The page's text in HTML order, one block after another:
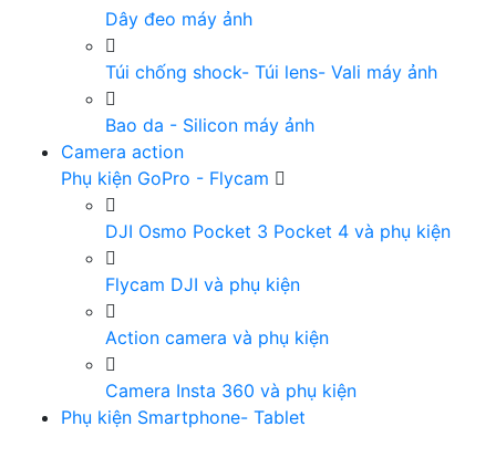
Dây đeo máy ảnh
Túi chống shock- Túi lens- Vali máy ảnh
Bao da - Silicon máy ảnh
Camera action
Phụ kiện GoPro - Flycam
DJI Osmo Pocket 3 Pocket 4 và phụ kiện
Flycam DJI và phụ kiện
Action camera và phụ kiện
Camera Insta 360 và phụ kiện
Phụ kiện Smartphone- Tablet